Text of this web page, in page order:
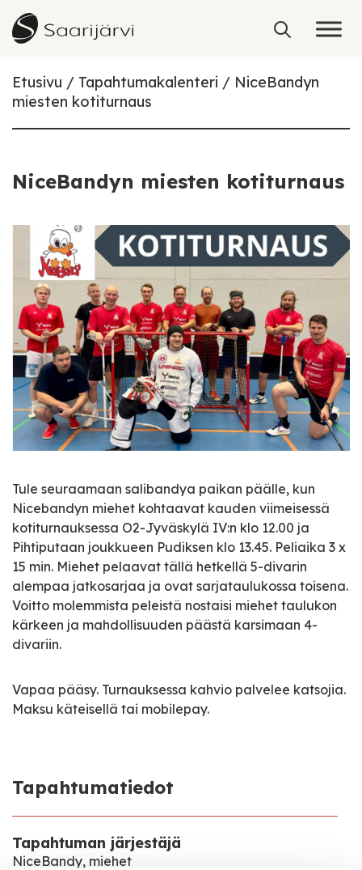
Skip to content
Etusivu Tapahtumakalenteri
NiceBandyn
miesten kotiturnaus
NiceBandyn miesten kotiturnaus
Tule seuraamaan salibandya paikan päälle, kun
Nicebandyn miehet kohtaavat kauden viimeisessä
kotiturnauksessa O2-Jyväskylä IV:n klo 12.00 ja
Pihtiputaan joukkueen Pudiksen klo 13.45. Peliaika 3 x
15 min. Miehet pelaavat tällä hetkellä 5-divarin
alempaa jatkosarjaa ja ovat sarjataulukossa toisena.
Voitto molemmista peleistä nostaisi miehet taulukon
kärkeen ja mahdollisuuden päästä karsimaan 4-
divariin.
Vapaa pääsy. Turnauksessa kahvio palvelee katsojia.
Maksu käteisellä tai mobilepay.
Tapahtumatiedot
Tapahtuman järjestäjä
NiceBandy, miehet